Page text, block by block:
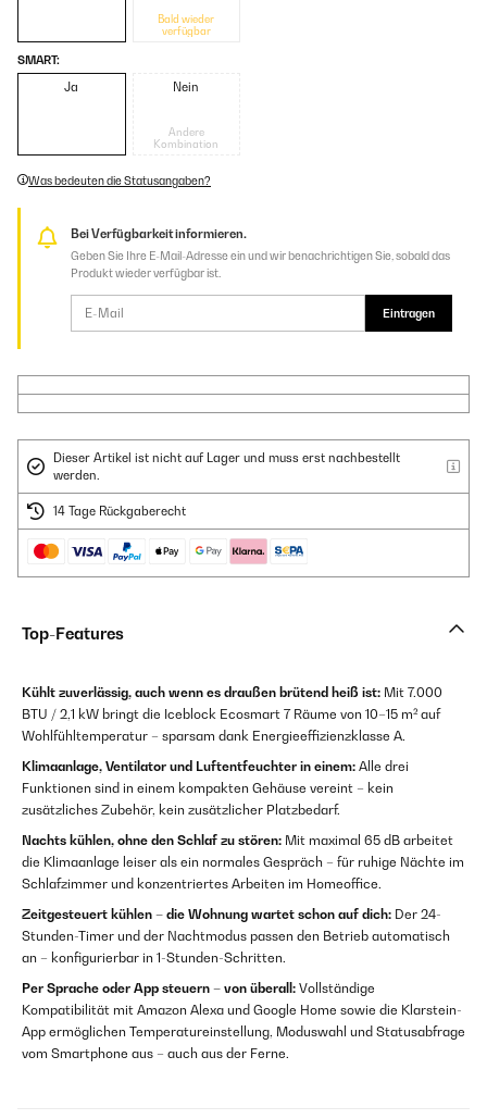
Bald wieder
verfügbar
SMART:
Ja Nein
Andere
Kombination
Was bedeuten die Statusangaben?
Bei Verfügbarkeit informieren.
Geben Sie Ihre E-Mail-Adresse ein und wir benachrichtigen Sie, sobald das
Produkt wieder verfügbar ist.
Eintragen
Dieser Artikel ist nicht auf Lager und muss erst nachbestellt
werden.
14 Tage Rückgaberecht
Top-Features
Kühlt zuverlässig, auch wenn es draußen brütend heiß ist: Mit 7.000
BTU / 2,1 kW bringt die Iceblock Ecosmart 7 Räume von 10–15 m² auf
Wohlfühltemperatur – sparsam dank Energieeffizienzklasse A.
Klimaanlage, Ventilator und Luftentfeuchter in einem: Alle drei
Funktionen sind in einem kompakten Gehäuse vereint – kein
zusätzliches Zubehör, kein zusätzlicher Platzbedarf.
Nachts kühlen, ohne den Schlaf zu stören: Mit maximal 65 dB arbeitet
die Klimaanlage leiser als ein normales Gespräch – für ruhige Nächte im
Schlafzimmer und konzentriertes Arbeiten im Homeoffice.
Zeitgesteuert kühlen – die Wohnung wartet schon auf dich: Der 24-
Stunden-Timer und der Nachtmodus passen den Betrieb automatisch
an – konfigurierbar in 1-Stunden-Schritten.
Per Sprache oder App steuern – von überall: Vollständige
Kompatibilität mit Amazon Alexa und Google Home sowie die Klarstein-
App ermöglichen Temperatureinstellung, Moduswahl und Statusabfrage
vom Smartphone aus – auch aus der Ferne.